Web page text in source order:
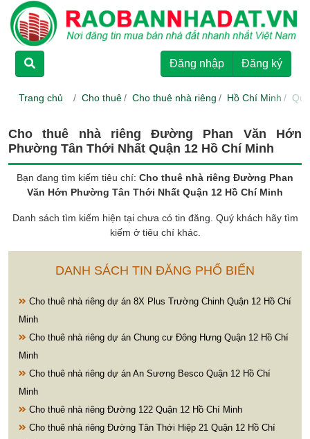
Đăng nhập Đăng ký
Trang chủ Cho thuê Cho thuê nhà riêng Hồ Chí Minh
Cho thuê nhà riêng Đường Phan Văn Hớn
Phường Tân Thới Nhất Quận 12 Hồ Chí Minh
Bạn đang tìm kiếm tiêu chí: Cho thuê nhà riêng Đường Phan
Văn Hớn Phường Tân Thới Nhất Quận 12 Hồ Chí Minh
Danh sách tìm kiếm hiện tại chưa có tin đăng. Quý khách hãy tìm
kiếm ở tiêu chí khác.
DANH SÁCH TIN ĐĂNG PHỔ BIẾN
Cho thuê nhà riêng dự án 8X Plus Trường Chinh Quận 12 Hồ Chí
Minh
Cho thuê nhà riêng dự án Chung cư Đông Hưng Quận 12 Hồ Chí
Minh
Cho thuê nhà riêng dự án An Sương Besco Quận 12 Hồ Chí
Minh
Cho thuê nhà riêng Đường 122 Quận 12 Hồ Chí Minh
Cho thuê nhà riêng Đường Tân Thới Hiệp 21 Quận 12 Hồ Chí
TRANG CHỦ
CHO THUÊ
DỰ ÁN
LIÊN HỆ